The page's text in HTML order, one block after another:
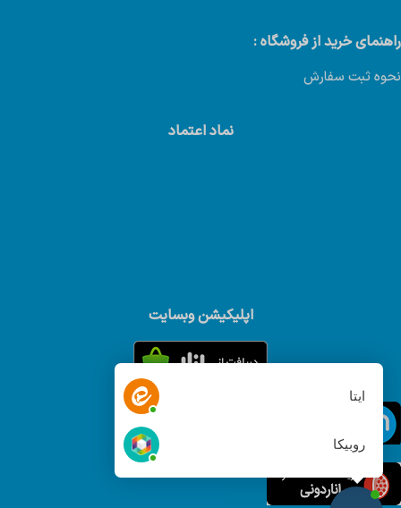
راهنمای خرید از فروشگاه :
نحوه ثبت سفارش
نماد اعتماد
اپلیکیشن وبسایت
ایتا
روبیکا